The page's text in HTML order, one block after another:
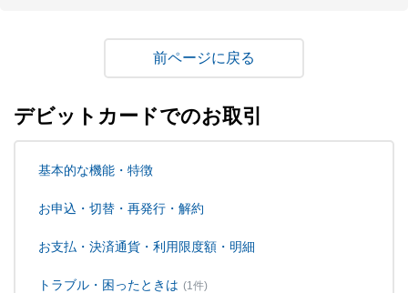
戻る
デビットカードでのお取引
基本的な機能・特徴
お申込・切替・再発行・解約
お支払・決済通貨・利用限度額・明細
トラブル・困ったときは (1件)